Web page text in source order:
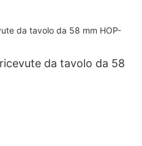
da tavolo da 58